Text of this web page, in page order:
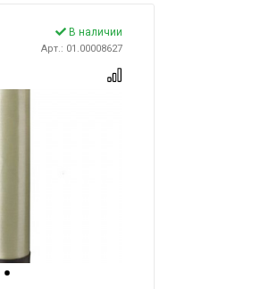
В наличии
Арт.: 01.00008627